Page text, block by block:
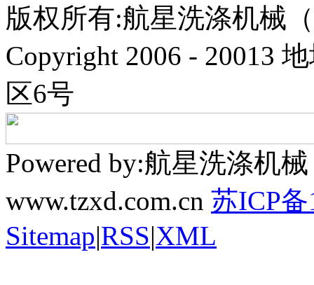
版权所有:航星洗涤机械
Copyright 2006 - 20013
区6号
Powered by:航星洗涤机
www.tzxd.com.cn 苏ICP
Sitemap|RSS|XML